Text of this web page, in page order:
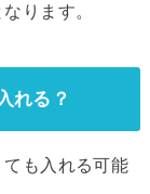
ります。
れる？
も入れる可能